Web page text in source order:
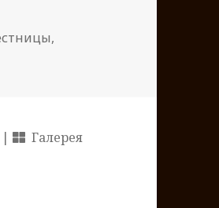
,
| Галерея